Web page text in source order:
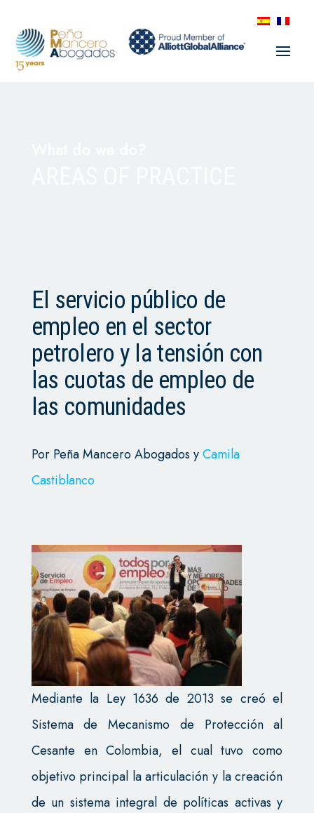
El servicio público de
empleo en el sector
petrolero y la tensión con
las cuotas de empleo de
las comunidades
Por Peña Mancero Abogados yCamila
Castiblanco
Mediante la Ley 1636 de 2013 se creó el
Sistema de Mecanismo de Protección al
Cesante en Colombia, el cual tuvo como
objetivo principal la articulación y la creación
de un sistema integral de políticas activas y